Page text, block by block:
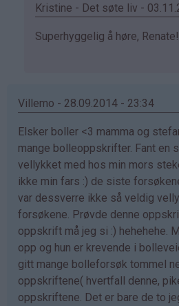
Kristine - Det søte liv -
Som
Renate
bekreftet)
Superhyggelig å høre,
Villemo - 28.09.2014 - 23:34
Elsker boller <3 mamma og
mange bolleoppskrifter. Fant en
vellykket med hos min mors
ikke min fars :) de siste
var dessverre ikke så veldig
forsøkene. Prøvde denne
oppskrift må jeg si :) hehehehe.
opp og hun er krevende i
gitt mange bolleforsøk tommel
oppskriftene( hvertfall denne,
oppskriftene. Det er bare de to